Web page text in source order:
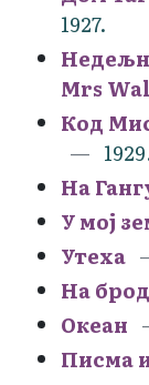
1927.
Mrs
Код
На
У мој
Утеха
На
Океан
Писма